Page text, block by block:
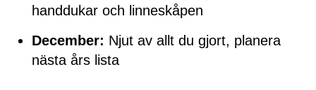
handdukar och linneskåpen
December: Njut av allt du gjort, planera
nästa års lista